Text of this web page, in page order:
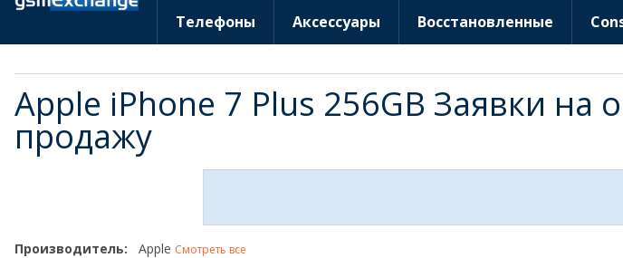
Телефоны Аксессуары Восстановленные
Apple iPhone 7 Plus 256GB Заявки на
продажу
Производитель: Apple Смотреть все